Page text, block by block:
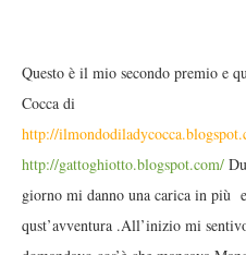
Questo è il mio secondo premio e
Cocca di
http://
http://gattoghiotto.blogspot.com/
giorno mi danno una carica in più
qust’avventura .All’inizio mi